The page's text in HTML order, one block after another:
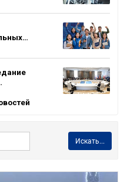
Искать...